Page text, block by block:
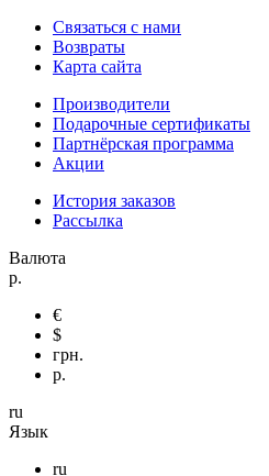
Связаться с нами
Возвраты
Карта сайта
Производители
Подарочные сертификаты
Партнёрская программа
Акции
История заказов
Рассылка
Валюта
р.
€
$
грн.
р.
ru
Язык
ru